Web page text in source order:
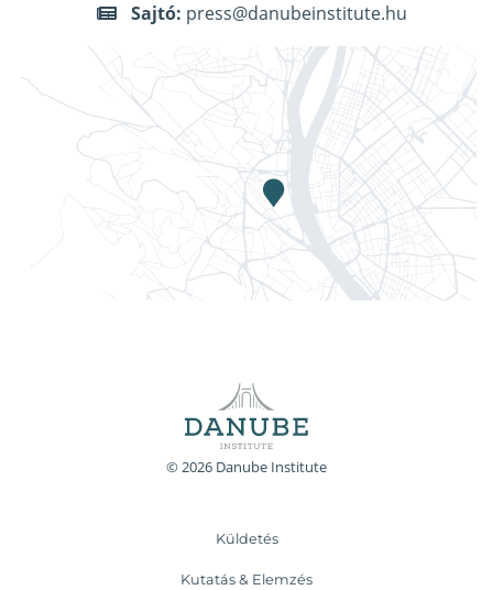
Sajtó: press@danubeinstitute.hu
© 2026 Danube Institute
Küldetés
Kutatás & Elemzés